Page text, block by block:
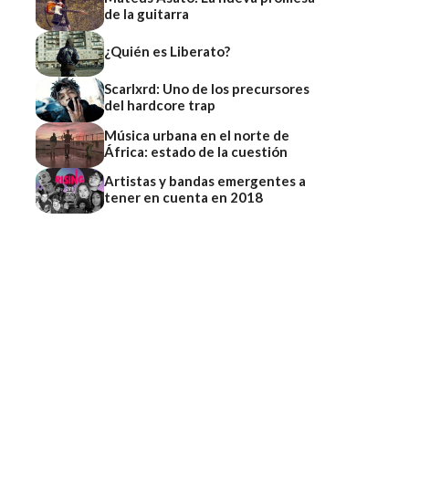
de la guitarra
¿Quién es Liberato?
Scarlxrd: Uno de los precursores
del hardcore trap
Música urbana en el norte de
África: estado de la cuestión
Artistas y bandas emergentes a
tener en cuenta en 2018